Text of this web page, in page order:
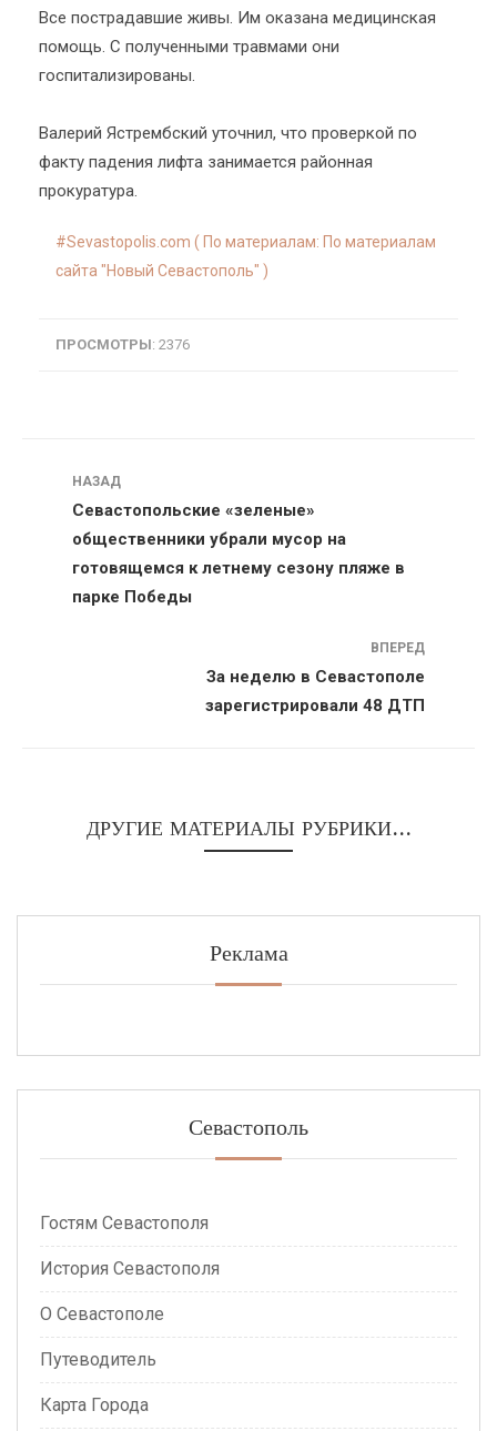
Все пострадавшие живы. Им оказана медицинская
помощь. С полученными травмами они
госпитализированы.
Валерий Ястрембский уточнил, что проверкой по
факту падения лифта занимается районная
прокуратура.
Sevastopolis.com ( По материалам: По материалам
сайта "Новый Севастополь" )
ПРОСМОТРЫ: 2376
Навигация
НАЗАД
Севастопольские «зеленые»
общественники убрали мусор на
готовящемся к летнему сезону пляже в
парке Победы
ВПЕРЕД
За неделю в Севастополе
зарегистрировали 48 ДТП
ДРУГИЕ МАТЕРИАЛЫ РУБРИКИ...
Реклама
Севастополь
Гостям Севастополя
История Севастополя
О Севастополе
Путеводитель
Карта Города